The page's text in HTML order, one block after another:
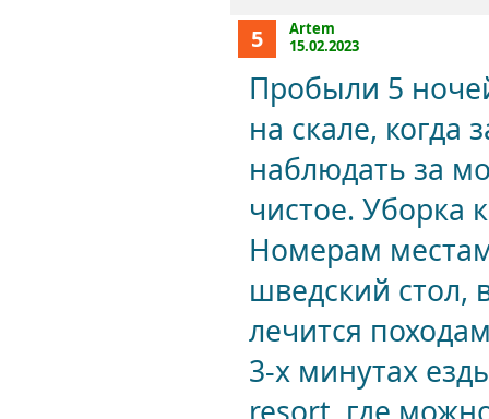
5
Artem
15.02.2023
Пробыли 5
на скале,
наблюдать за
чистое. Уборка
Номерам
шведский стол,
лечится
3-х минутах